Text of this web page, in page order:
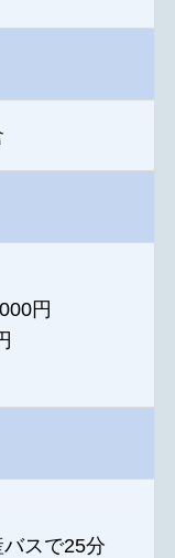
円
スで25分